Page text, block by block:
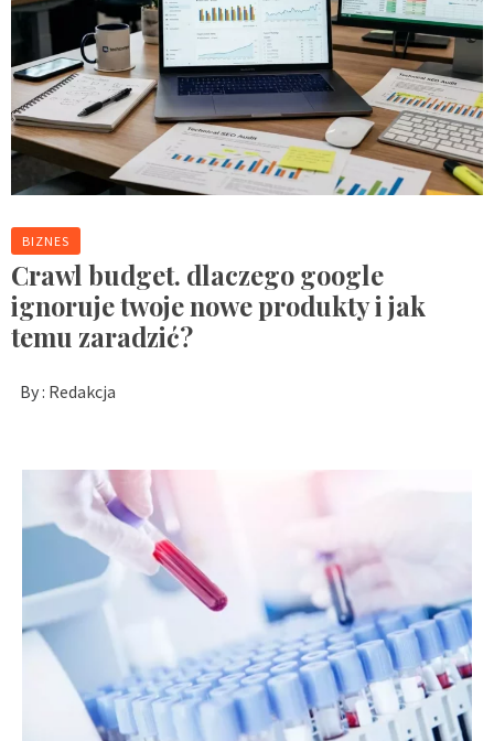
BIZNES
Crawl budget. dlaczego google
ignoruje twoje nowe produkty i jak
temu zaradzić?
By : Redakcja